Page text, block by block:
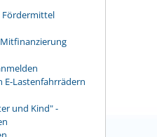
Fördermittel
E-Lastenfahrrädern
und Kind" -